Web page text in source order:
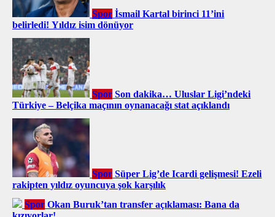
Spor İsmail Kartal birinci 11’ini
belirledi! Yıldız isim dönüyor
Spor Son dakika… Uluslar Ligi’ndeki
Türkiye – Belçika maçının oynanacağı stat açıklandı
Spor Süper Lig’de Icardi gelişmesi! Ezeli
rakipten yıldız oyuncuya şok karşılık
Spor Okan Buruk’tan transfer açıklaması: Bana da